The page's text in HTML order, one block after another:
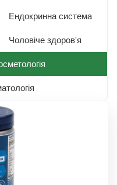
Ендокринна система
Чоловіче здоров'я